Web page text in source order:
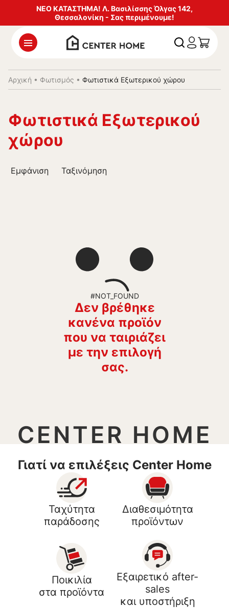
ΝΕΟ ΚΑΤΑΣΤΗΜΑ! Λ. Βασιλίσσης Όλγας 142,
Θεσσαλονίκη - Σας περιμένουμε!
Αρχική • Φωτισμός • Φωτιστικά Εξωτερικού χώρου
Φωτιστικά Εξωτερικού
χώρου
Εμφάνιση Ταξινόμηση
#NOT_FOUND
Δεν βρέθηκε
κανένα προϊόν
που να ταιριάζει
με την επιλογή
σας.
CENTER HOME
Γιατί να επιλέξεις Center Home
Ταχύτητα
παράδοσης
Διαθεσιμότητα
προϊόντων
Ποικιλία
στα προϊόντα
Εξαιρετικό after-
sales
και υποστήριξη